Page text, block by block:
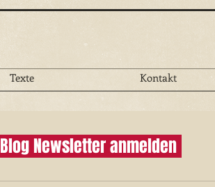
Blog Newsletter anmelden
Texte Kontakt